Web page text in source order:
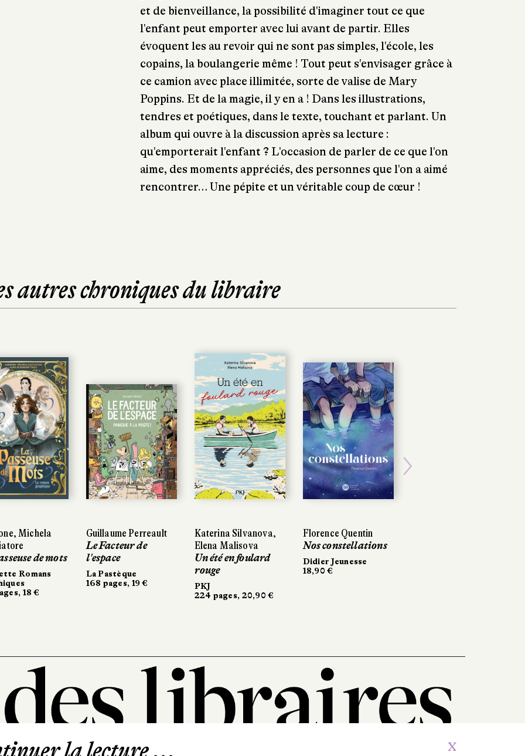
et de bienveillance, la possibilité d'imaginer tout ce que
l'enfant peut emporter avec lui avant de partir. Elles
évoquent les au revoir qui ne sont pas simples, l'école, les
copains, la boulangerie même ! Tout peut s'envisager grâce à
ce camion avec place illimitée, sorte de valise de Mary
Poppins. Et de la magie, il y en a ! Dans les illustrations,
tendres et poétiques, dans le texte, touchant et parlant. Un
album qui ouvre à la discussion après sa lecture :
qu'emporterait l'enfant ? L'occasion de parler de ce que l'on
aime, des moments appréciés, des personnes que l'on a aimé
rencontrer… Une pépite et un véritable coup de cœur !
autres chroniques du libraire
Michela
de mots
Romans
18 €
Guillaume Perreault
Le Facteur de
l'espace
La Pastèque
168 pages, 19 €
Katerina Silvanova,
Elena Malisova
Un été en foulard
rouge
PKJ
224 pages, 20,90 €
Florence Quentin
Nos constellations
Didier Jeunesse
18,90 €
X